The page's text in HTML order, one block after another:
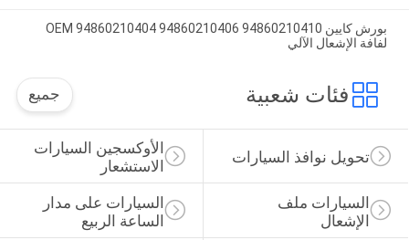
بورش كايين OEM 94860210404 94860210406 94860210410
لفافة الإشعال الآلي
فئات شعبية جميع
الأوكسجين السيارات
الاستشعار
تحويل نوافذ السيارات
السيارات على مدار
الساعة الربيع
السيارات ملف
الإشعال